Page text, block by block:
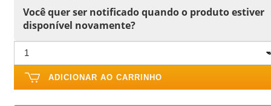
Você quer ser notificado quando o produto estiver
disponível novamente?
ADICIONAR AO CARRINHO